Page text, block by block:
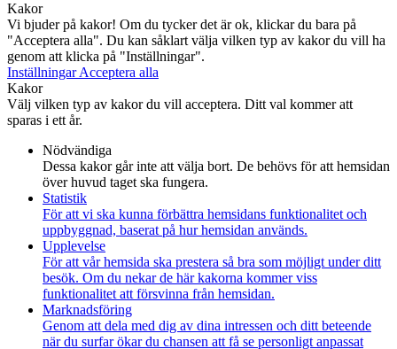
Kakor
Vi bjuder på kakor! Om du tycker det är ok, klickar du bara på
"Acceptera alla". Du kan såklart välja vilken typ av kakor du vill ha
genom att klicka på "Inställningar".
InställningarAcceptera alla
Kakor
Välj vilken typ av kakor du vill acceptera. Ditt val kommer att
sparas i ett år.
Nödvändiga
Dessa kakor går inte att välja bort. De behövs för att hemsidan
över huvud taget ska fungera.
Statistik
För att vi ska kunna förbättra hemsidans funktionalitet och
uppbyggnad, baserat på hur hemsidan används.
Upplevelse
För att vår hemsida ska prestera så bra som möjligt under ditt
besök. Om du nekar de här kakorna kommer viss
funktionalitet att försvinna från hemsidan.
Marknadsföring
Genom att dela med dig av dina intressen och ditt beteende
när du surfar ökar du chansen att få se personligt anpassat